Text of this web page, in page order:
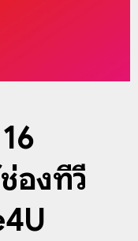
องทีวี